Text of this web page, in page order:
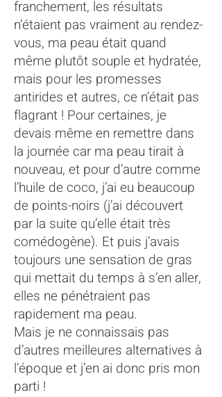
franchement, les résultats
n’étaient pas vraiment au rendez-
vous, ma peau était quand
même plutôt souple et hydratée,
mais pour les promesses
antirides et autres, ce n’était pas
flagrant ! Pour certaines, je
devais même en remettre dans
la journée car ma peau tirait à
nouveau, et pour d’autre comme
l’huile de coco, j’ai eu beaucoup
de points-noirs (j’ai découvert
par la suite qu’elle était très
comédogène). Et puis j’avais
toujours une sensation de gras
qui mettait du temps à s’en aller,
elles ne pénétraient pas
rapidement ma peau.
Mais je ne connaissais pas
d’autres meilleures alternatives à
l’époque et j’en ai donc pris mon
parti !